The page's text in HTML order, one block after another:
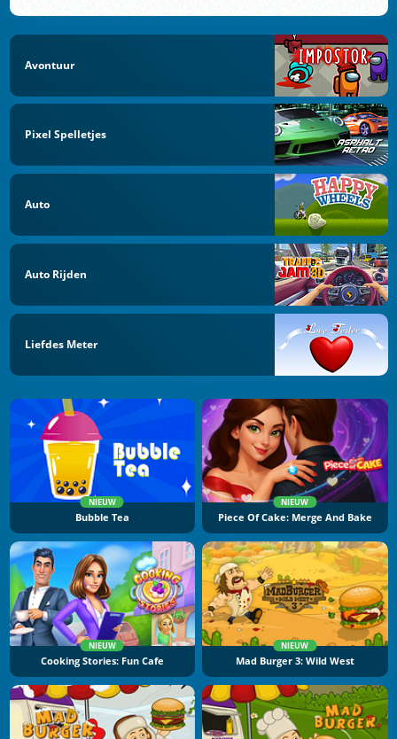
Avontuur
Pixel Spelletjes
Auto
Auto Rijden
Liefdes Meter
NIEUW
Bubble Tea
NIEUW
Piece Of Cake: Merge And Bake
NIEUW
Cooking Stories: Fun Cafe
NIEUW
Mad Burger 3: Wild West